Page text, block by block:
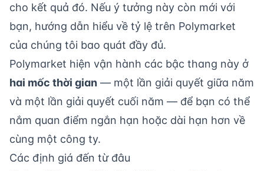
cho kết quả đó. Nếu ý tưởng này còn mới với
bạn, hướng dẫn hiểu về tỷ lệ trên Polymarket
của chúng tôi bao quát đầy đủ.
Polymarket hiện vận hành các bậc thang này ở
hai mốc thời gian — một lần giải quyết giữa năm
và một lần giải quyết cuối năm — để bạn có thể
nắm quan điểm ngắn hạn hoặc dài hạn hơn về
cùng một công ty.
Các định giá đến từ đâu